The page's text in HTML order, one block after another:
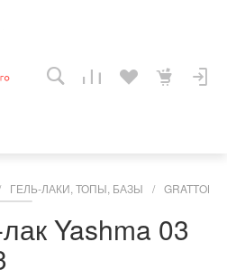
ГЕЛЬ-ЛАКИ, ТОПЫ, БАЗЫ / GRATTOL
Yashma 03